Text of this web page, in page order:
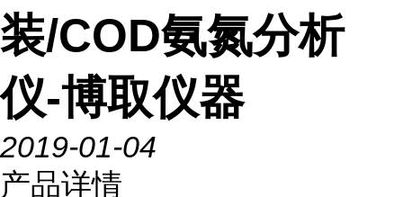
装/COD氨氮分析
仪-博取仪器
2019-01-04
产品详情